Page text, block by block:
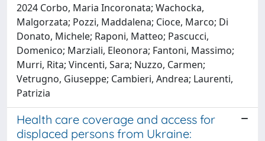
2024 Corbo, Maria Incoronata; Wachocka,
Malgorzata; Pozzi, Maddalena; Cioce, Marco; Di
Donato, Michele; Raponi, Matteo; Pascucci,
Domenico; Marziali, Eleonora; Fantoni, Massimo;
Murri, Rita; Vincenti, Sara; Nuzzo, Carmen;
Vetrugno, Giuseppe; Cambieri, Andrea; Laurenti,
Patrizia
Health care coverage and access for
displaced persons from Ukraine: